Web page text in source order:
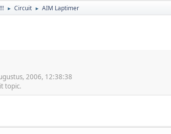
► Circuit ► AIM Laptimer
2006, 12:38:38
topic.